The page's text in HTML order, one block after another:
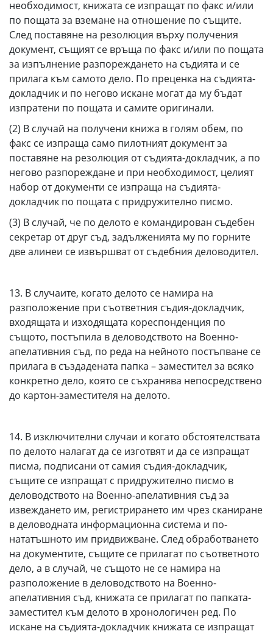
необходимост, книжата се изпращат по факс и/или
по пощата за вземане на отношение по същите.
След поставяне на резолюция върху получения
документ, същият се връща по факс и/или по пощата
за изпълнение разпореждането на съдията и се
прилага към самото дело. По преценка на съдията-
докладчик и по негово искане могат да му бъдат
изпратени по пощата и самите оригинали.
(2) В случай на получени книжа в голям обем, по
факс се изпраща само пилотният документ за
поставяне на резолюция от съдията-докладчик, а по
негово разпореждане и при необходимост, целият
набор от документи се изпраща на съдията-
докладчик по пощата с придружително писмо.
(3) В случай, че по делото е командирован съдебен
секретар от друг съд, задълженията му по горните
две алинеи се извършват от съдебния деловодител.
13. В случаите, когато делото се намира на
разположение при съответния съдия-докладчик,
входящата и изходящата кореспонденция по
същото, постъпила в деловодството на Военно-
апелативния съд, по реда на нейното постъпване се
прилага в създадената папка – заместител за всяко
конкретно дело, която се съхранява непосредствено
до картон-заместителя на делото.
14. В изключителни случаи и когато обстоятелствата
по делото налагат да се изготвят и да се изпращат
писма, подписани от самия съдия-докладчик,
същите се изпращат с придружително писмо в
деловодството на Военно-апелативния съд за
извеждането им, регистрирането им чрез сканиране
в деловодната информационна система и по-
нататъшното им придвижване. След обработването
на документите, същите се прилагат по съответното
дело, а в случай, че същото не се намира на
разположение в деловодството на Военно-
апелативния съд, книжата се прилагат по папката-
заместител към делото в хронологичен ред. По
искане на съдията-докладчик книжата се изпращат